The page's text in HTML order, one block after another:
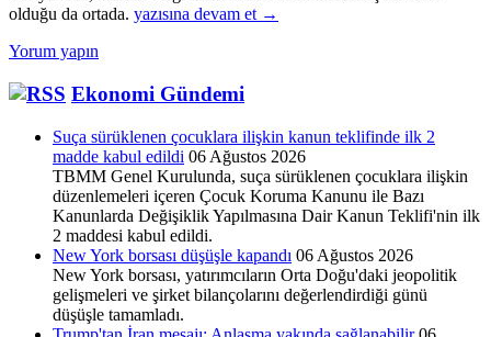
olduğu da ortada. Vergi
yazısına devam et →
Yorum yapın
Ekonomi Gündemi
Suça sürüklenen çocuklara ilişkin kanun teklifinde ilk 2
madde kabul edildi 06 Ağustos 2026
TBMM Genel Kurulunda, suça sürüklenen çocuklara ilişkin
düzenlemeleri içeren Çocuk Koruma Kanunu ile Bazı
Kanunlarda Değişiklik Yapılmasına Dair Kanun Teklifi'nin ilk
2 maddesi kabul edildi.
New York borsası düşüşle kapandı 06 Ağustos 2026
New York borsası, yatırımcıların Orta Doğu'daki jeopolitik
gelişmeleri ve şirket bilançolarını değerlendirdiği günü
düşüşle tamamladı.